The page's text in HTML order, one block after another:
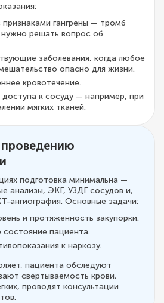
признаками гангрены — тромб
нужно решать вопрос об
заболевания, когда любое
опасно для жизни.
кровотечение.
к сосуду — например, при
мягких тканей.
подготовка минимальна —
анализы, ЭКГ, УЗДГ сосудов и,
ангиография. Основные задачи:
и протяженность закупорки.
пациента.
к наркозу.
пациента обследуют
свертываемость крови,
проводят консультации